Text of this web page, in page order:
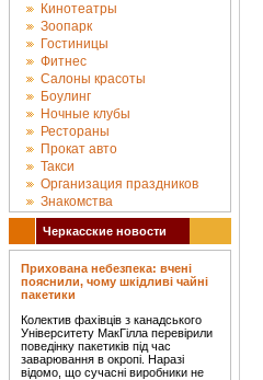
Кинотеатры
Зоопарк
Гостиницы
Фитнес
Салоны красоты
Боулинг
Ночные клубы
Рестораны
Прокат авто
Такси
Организация праздников
Знакомства
Черкасские новости
Прихована небезпека: вчені
пояснили, чому шкідливі чайні
пакетики
Колектив фахівців з канадського
Університету МакГілла перевірили
поведінку пакетиків під час
заварювання в окропі. Наразі
відомо, що сучасні виробники не